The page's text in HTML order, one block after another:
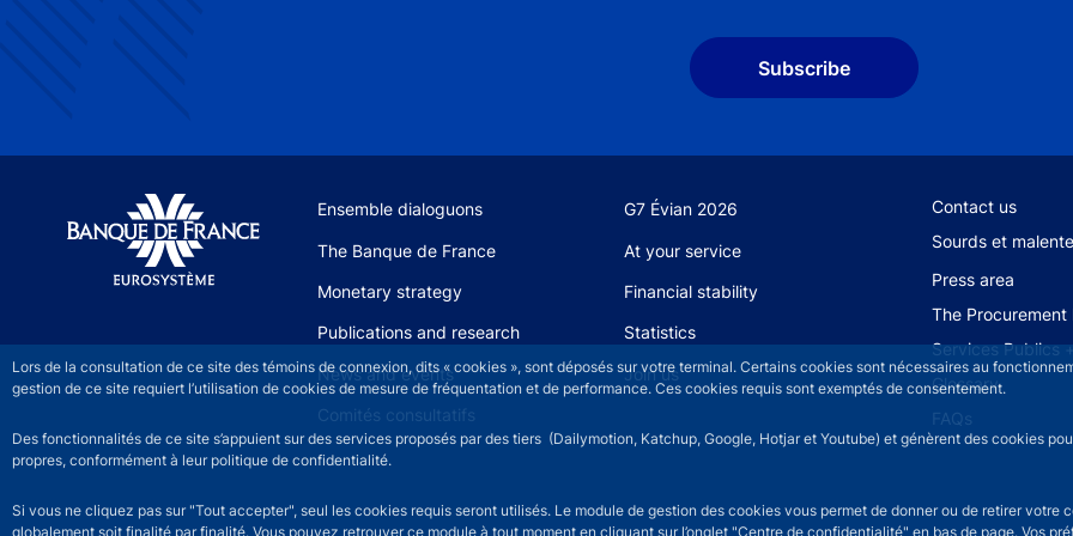
Lors de la consultation de ce site des témoins de connexion, dits « cookies », sont déposés sur votre terminal. Certains cookies sont nécessaires au
gestion de ce site requiert l’utilisation de cookies de mesure de fréquentation et de performance. Ces cookies requis sont exemptés de consentement.
Des fonctionnalités de ce site s’appuient sur des services proposés par des tiers (Dailymotion, Katchup, Google, Hotjar et Youtube) et génèrent des cookies
propres, conformément à leur politique de confidentialité.
Si vous ne cliquez pas sur "Tout accepter", seul les cookies requis seront utilisés. Le module de gestion des cookies vous permet de donner ou de retirer votre
globalement soit finalité par finalité. Vous pouvez retrouver ce module à tout moment en cliquant sur l’onglet "Centre de confidentialité" en bas de page. Vos
Subscribe
Site navigation
Ensemble dialoguons G7 Évian 2026
The Banque de France At your service
Monetary strategy Financial stability
Publications and research Statistics
News and events Join us
Comités consultatifs
Footer secondary
Contact us
Sourds et
Press area
The Procurement
Services Publics
Glossary
FAQs